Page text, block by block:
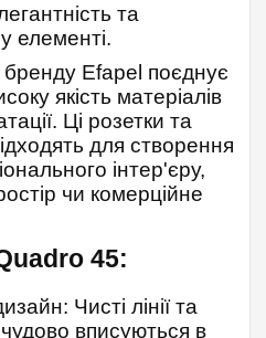
та
елементі.
бренду Efapel поєднує
якість матеріалів
Ці розетки та
для створення
інтер'єру,
чи комерційне
45:
Чисті лінії та
вписуються в